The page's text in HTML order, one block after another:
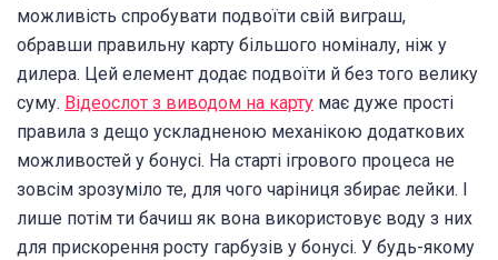
можливість спробувати подвоїти свій виграш,
обравши правильну карту більшого номіналу, ніж у
дилера. Цей елемент додає подвоїти й без того велику
суму. Відеослот з виводом на карту має дуже прості
правила з дещо ускладненою механікою додаткових
можливостей у бонусі. На старті ігрового процеса не
зовсім зрозуміло те, для чого чаріниця збирає лейки. І
лише потім ти бачиш як вона використовує воду з них
для прискорення росту гарбузів у бонусі. У будь-якому